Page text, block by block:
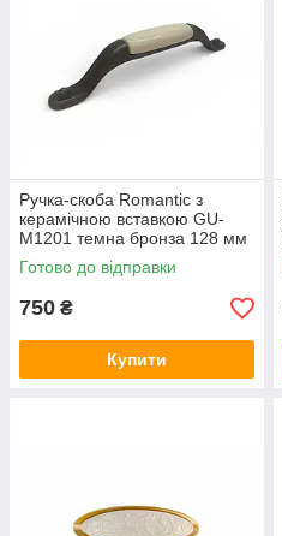
Ручка-скоба Romantic з
керамічною вставкою GU-
M1201 темна бронза 128 мм
Готово до відправки
750 ₴
Купити